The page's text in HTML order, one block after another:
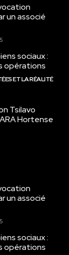
un associé
sociaux :
opérations
ET LA RÉALITÉ
Tsilavo
Hortense
un associé
sociaux :
opérations